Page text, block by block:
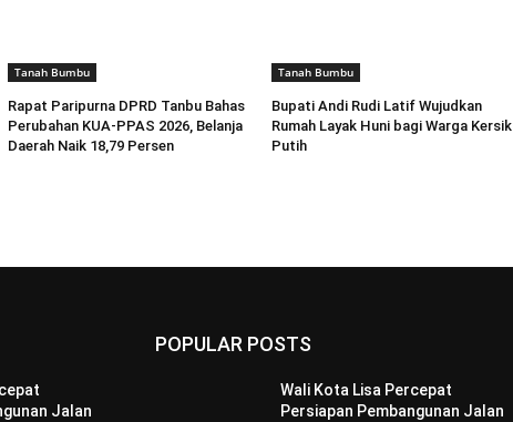
Tanah Bumbu
Rapat Paripurna DPRD Tanbu Bahas
Perubahan KUA-PPAS 2026, Belanja
Daerah Naik 18,79 Persen
Tanah Bumbu
Bupati Andi Rudi Latif Wujudkan
Rumah Layak Huni bagi Warga Kersik
Putih
Jalan
POPULAR POSTS
Wali Kota Lisa Percepat
Persiapan Pembangunan Jalan